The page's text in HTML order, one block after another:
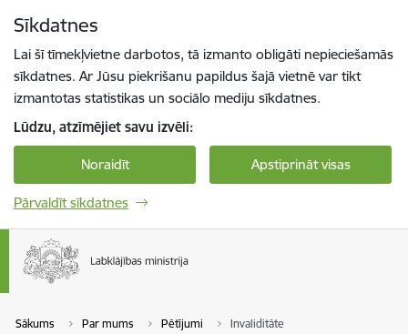
Sīkdatnes
Lai šī tīmekļvietne darbotos, tā izmanto obligāti nepieciešamās
sīkdatnes. Ar Jūsu piekrišanu papildus šajā vietnē var tikt
izmantotas statistikas un sociālo mediju sīkdatnes.
Lūdzu, atzīmējiet savu izvēli:
Noraidīt Apstiprināt visas
Pārvaldīt sīkdatnes
Sākums Par mums Pētījumi Invaliditāte